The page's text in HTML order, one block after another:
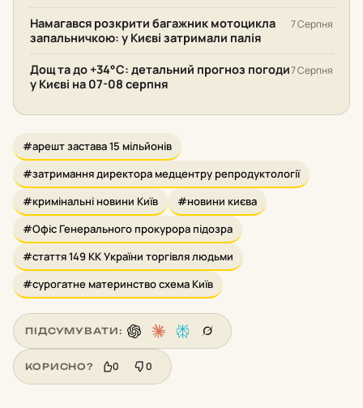
Намагався розкрити багажник мотоцикла
запальничкою: у Києві затримали палія
7 Серпня
Дощ та до +34°С: детальний прогноз погоди
у Києві на 07-08 серпня
7 Серпня
#арешт застава 15 мільйонів
#затримання директора медцентру репродуктології
#кримінальні новини Київ
#новини києва
#Офіс Генерального прокурора підозра
#стаття 149 КК України торгівля людьми
#сурогатне материнство схема Київ
ПІДСУМУВАТИ:
КОРИСНО? 0 0